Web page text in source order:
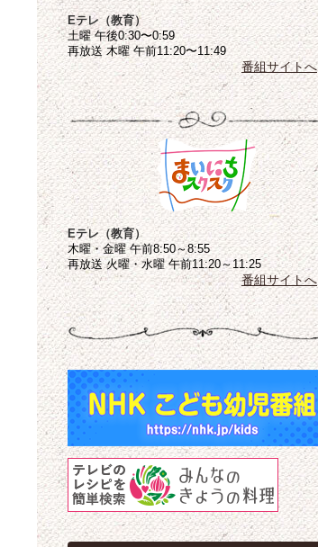
Eテレ（教育）
土曜 午後0:30〜0:59
再放送 木曜 午前11:20〜11:49
番組サイトへ
Eテレ（教育）
木曜・金曜 午前8:50～8:55
再放送 火曜・水曜 午前11:20～11:25
番組サイトへ